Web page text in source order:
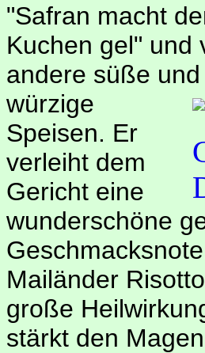
"Safran macht
Kuchen gel" und
andere süße und
würzige
Speisen. Er
verleiht dem
Gericht eine
wunderschöne
Mailänder
große
stärkt den